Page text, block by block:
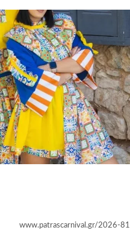
2026-81